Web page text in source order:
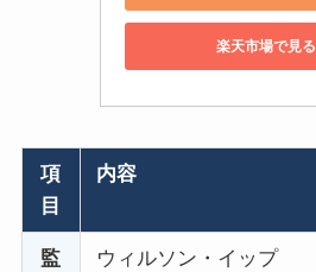
楽天市場で見る
項
目
内容
監
ウィルソン・イップ